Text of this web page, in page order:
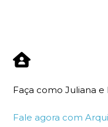
Faça como Juliana e
Fale agora com